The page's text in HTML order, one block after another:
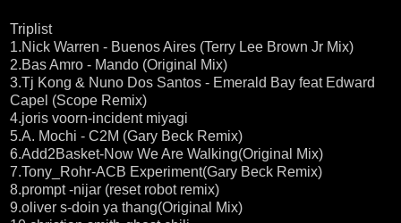
Triplist
1.Nick Warren - Buenos Aires (Terry Lee Brown Jr Mix)
2.Bas Amro - Mando (Original Mix)
3.Tj Kong & Nuno Dos Santos - Emerald Bay feat Edward
Capel (Scope Remix)
4.joris voorn-incident miyagi
5.A. Mochi - C2M (Gary Beck Remix)
6.Add2Basket-Now We Are Walking(Original Mix)
7.Tony_Rohr-ACB Experiment(Gary Beck Remix)
8.prompt -nijar (reset robot remix)
9.oliver s-doin ya thang(Original Mix)